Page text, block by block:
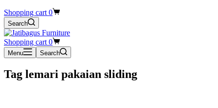
Shopping cart 0
Search
Shopping cart 0
Menu Search
Tag lemari pakaian sliding